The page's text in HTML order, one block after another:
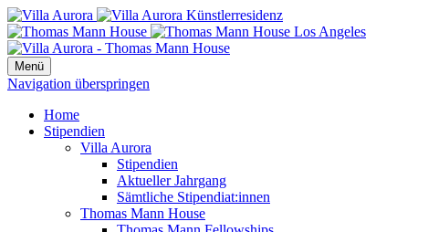
Menü
Navigation überspringen
Home
Stipendien
Villa Aurora
Stipendien
Aktueller Jahrgang
Sämtliche Stipendiat:innen
Thomas Mann House